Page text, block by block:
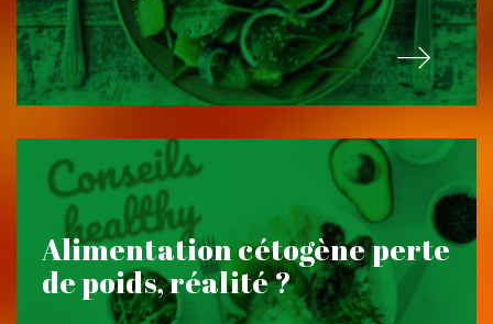
Alimentation cétogène perte
de poids, réalité ?